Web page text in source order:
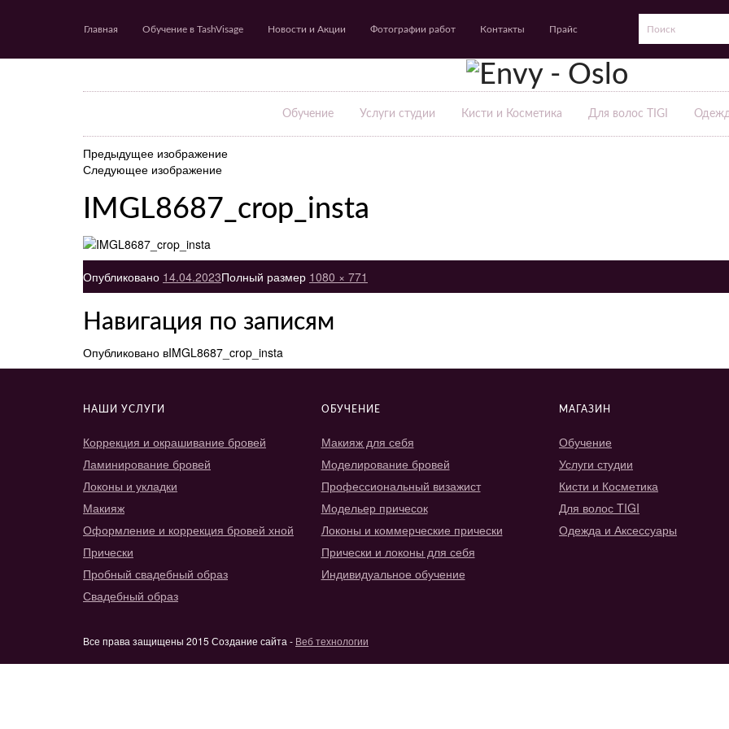
Главная Обучение в TashVisage Новости и Акции Фотографии работ Контакты Прайс
Обучение Услуги студии Кисти и Косметика Для волос TIGI
Предыдущее изображение
Следующее изображение
IMGL8687_crop_insta
Опубликовано 14.04.2023Полный размер 1080 × 771
Навигация по записям
Опубликовано вIMGL8687_crop_insta
НАШИ УСЛУГИ
Коррекция и окрашивание бровей
Ламинирование бровей
Локоны и укладки
Макияж
Оформление и коррекция бровей хной
Прически
Пробный свадебный образ
Свадебный образ
ОБУЧЕНИЕ
Макияж для себя
Моделирование бровей
Профессиональный визажист
Модельер причесок
Локоны и коммерческие прически
Прически и локоны для себя
Индивидуальное обучение
МАГАЗИН
Обучение
Услуги студии
Кисти и Косметика
Для волос TIGI
Одежда и Аксессуары
Все права защищены 2015 Создание сайта - Веб технологии